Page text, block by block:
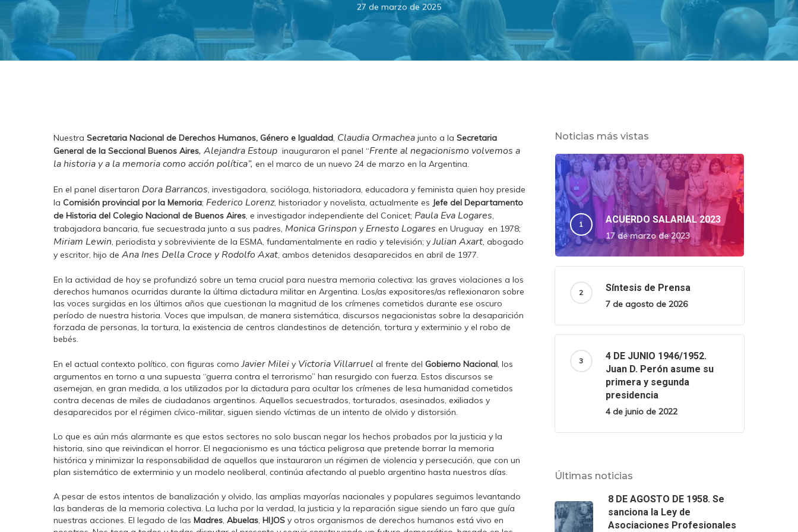
27 de marzo de 2025
NuestraSecretaria Nacional de Derechos Humanos, Género e Igualdad, Claudia Ormachea junto a laSecretaria
General de la Seccional Buenos Aires, Alejandra Estoup inauguraron el panel “Frente al negacionismo volvemos a
la historia y a la memoria como acción política”,en el marco de un nuevo 24 de marzo en la Argentina.
En el panel disertaron Dora Barrancos, investigadora, socióloga, historiadora, educadora y feminista quien hoy preside
laComisión provincial por la Memoria; Federico Lorenz, historiador y novelista, actualmente es Jefe del Departamento
de Historia del Colegio Nacional de Buenos Aires, e investigador independiente del Conicet; Paula Eva Logares,
trabajadora bancaria, fue secuestrada junto a sus padres, Monica Grinspon y Ernesto Logares en Uruguay en 1978;
Miriam Lewin, periodista y sobreviviente de la ESMA, fundamentalmente en radio y televisión; yJulian Axart, abogado
y escritor, hijo deAna Ines Della Croce y Rodolfo Axat, ambos detenidos desaparecidos en abril de 1977.
En la actividad de hoy se profundizó sobre un tema crucial para nuestra memoria colectiva: las graves violaciones a los
derechos humanos ocurridas durante la última dictadura militar en Argentina. Los/as expositores/as reflexionaron sobre
las voces surgidas en los últimos años que cuestionan la magnitud de los crímenes cometidos durante ese oscuro
período de nuestra historia. Voces que impulsan, de manera sistemática, discursos negacionistas sobre la desaparición
forzada de personas, la tortura, la existencia de centros clandestinos de detención, tortura y exterminio y el robo de
bebés.
En el actual contexto político, con figuras comoJavier Milei y Victoria Villarruel al frente delGobierno Nacional, los
argumentos en torno a una supuesta “guerra contra el terrorismo” han resurgido con fuerza. Estos discursos se
asemejan, en gran medida, a los utilizados por la dictadura para ocultar los crímenes de lesa humanidad cometidos
contra decenas de miles de ciudadanos argentinos. Aquellos secuestrados, torturados, asesinados, exiliados y
desaparecidos por el régimen cívico-militar, siguen siendo víctimas de un intento de olvido y distorsión.
Lo que es aún más alarmante es que estos sectores no solo buscan negar los hechos probados por la justicia y la
historia, sino que reivindican el horror. El negacionismo es una táctica peligrosa que pretende borrar la memoria
histórica y minimizar la responsabilidad de aquellos que instauraron un régimen de violencia y persecución, que con un
plan sistemático de exterminio y un modelo neoliberal, continúa afectando al pueblo argentino hasta nuestros días.
A pesar de estos intentos de banalización y olvido, las amplias mayorías nacionales y populares seguimos levantando
las banderas de la memoria colectiva. La lucha por la verdad, la justicia y la reparación sigue siendo un faro que guía
nuestras acciones. El legado de lasMadres,Abuelas,HIJOS y otros organismos de derechos humanos está vivo en
Noticias más vistas
ACUERDO SALARIAL 2023
17 de marzo de 2023
Síntesis de Prensa
7 de agosto de 2026
4 DE JUNIO 1946/1952.
Juan D. Perón asume su
primera y segunda
presidencia
4 de junio de 2022
Últimas noticias
8 DE AGOSTO DE 1958. Se
sanciona la Ley de
Asociaciones Profesionales